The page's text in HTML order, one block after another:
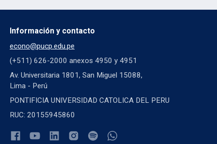
Información y contacto
econo@pucp.edu.pe
(+511) 626-2000 anexos 4950 y 4951
Av. Universitaria 1801, San Miguel 15088,
Lima - Perú
PONTIFICIA UNIVERSIDAD CATOLICA DEL PERU
RUC: 20155945860